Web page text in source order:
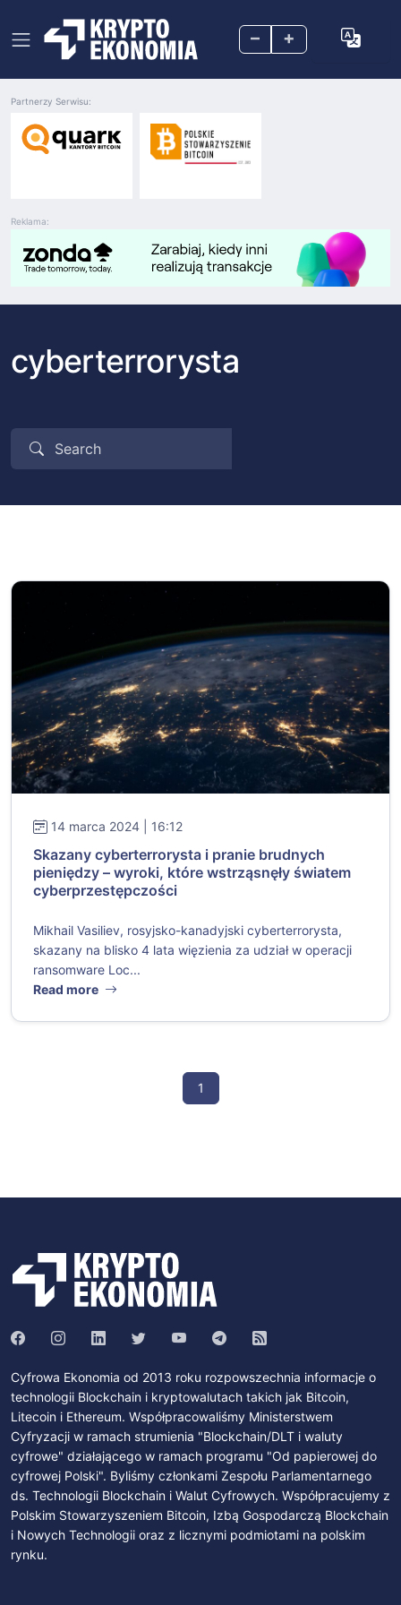
– +
Reklama:
Partnerzy Serwisu:
cyberterrorysta
14 marca 2024 | 16:12
Skazany cyberterrorysta i pranie brudnych
pieniędzy – wyroki, które wstrząsnęły światem
cyberprzestępczości
Mikhail Vasiliev, rosyjsko-kanadyjski cyberterrorysta,
skazany na blisko 4 lata więzienia za udział w operacji
ransomware Loc...
Read more
1
Cyfrowa Ekonomia od 2013 roku rozpowszechnia informacje o
technologii Blockchain i kryptowalutach takich jak Bitcoin,
Litecoin i Ethereum. Współpracowaliśmy Ministerstwem
Cyfryzacji w ramach strumienia "Blockchain/DLT i waluty
cyfrowe" działającego w ramach programu "Od papierowej do
cyfrowej Polski". Byliśmy członkami Zespołu Parlamentarnego
ds. Technologii Blockchain i Walut Cyfrowych. Współpracujemy z
Polskim Stowarzyszeniem Bitcoin, Izbą Gospodarczą Blockchain
i Nowych Technologii oraz z licznymi podmiotami na polskim
rynku.